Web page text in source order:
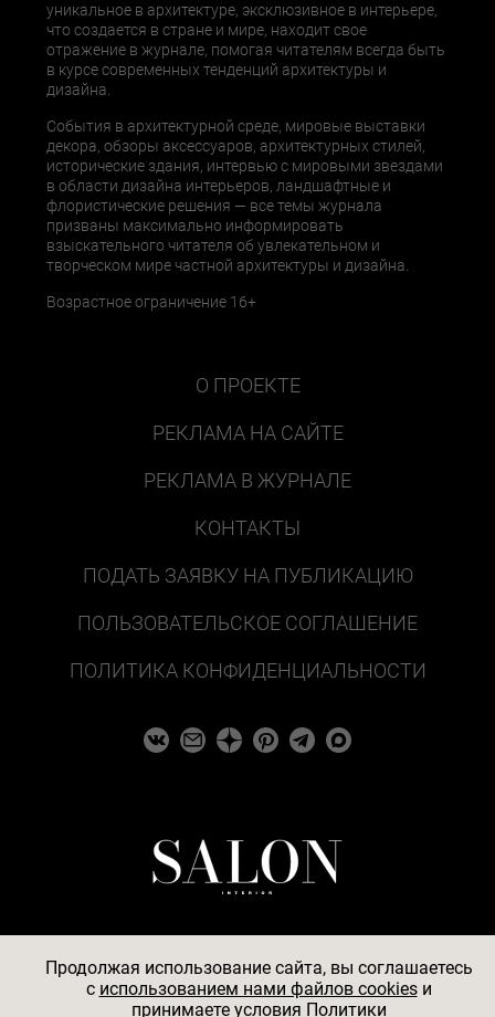
уникальное в архитектуре, эксклюзивное в интерьере,
что создается в стране и мире, находит свое
отражение в журнале, помогая читателям всегда быть
в курсе современных тенденций архитектуры и
дизайна.
События в архитектурной среде, мировые выставки
декора, обзоры аксессуаров, архитектурных стилей,
исторические здания, интервью с мировыми звездами
в области дизайна интерьеров, ландшафтные и
флористические решения — все темы журнала
призваны максимально информировать
взыскательного читателя об увлекательном и
творческом мире частной архитектуры и дизайна.
Возрастное ограничение 16+
О ПРОЕКТЕ
РЕКЛАМА НА САЙТЕ
РЕКЛАМА В ЖУРНАЛЕ
КОНТАКТЫ
ПОДАТЬ ЗАЯВКУ НА ПУБЛИКАЦИЮ
ПОЛЬЗОВАТЕЛЬСКОЕ СОГЛАШЕНИЕ
ПОЛИТИКА КОНФИДЕНЦИАЛЬНОСТИ
© 2026
Продолжая использование сайта, вы соглашаетесь
c использованием нами файлов cookiesи
принимаете условия Политики